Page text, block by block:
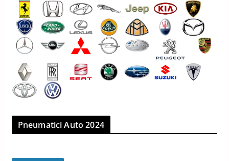
Pneumatici Auto 2024